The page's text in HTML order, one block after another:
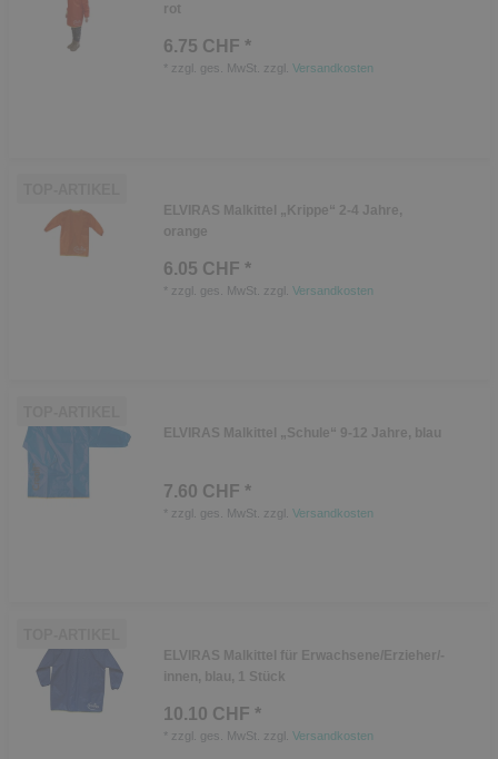
rot
6.75 CHF *
zzgl. ges. MwSt. zzgl. Versandkosten
ELVIRAS Malkittel „Krippe“ 2-4 Jahre,
orange
6.05 CHF *
zzgl. ges. MwSt. zzgl. Versandkosten
ELVIRAS Malkittel „Schule“ 9-12 Jahre, blau
7.60 CHF *
zzgl. ges. MwSt. zzgl. Versandkosten
ELVIRAS Malkittel für Erwachsene/Erzieher/-
innen, blau, 1 Stück
10.10 CHF *
zzgl. ges. MwSt. zzgl. Versandkosten